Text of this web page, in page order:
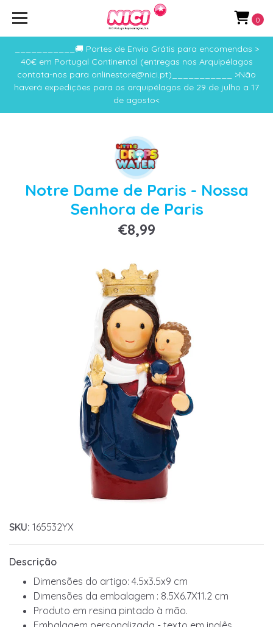
___________🚚 Portes de Envio Grátis para encomendas >
40€ em Portugal Continental (entregas nos Arquipélagos
contata-nos para onlinestore@nici.pt)___________ >Não
haverá expedições para os arquipélagos de 29 de julho a 17
de agosto<
0
Notre Dame de Paris - Nossa
Senhora de Paris
€8,99
SKU: 165532YX
Descrição
Dimensões do artigo: 4.5x3.5x9 cm
Dimensões da embalagem : 8.5X6.7X11.2 cm
Produto em resina pintado à mão.